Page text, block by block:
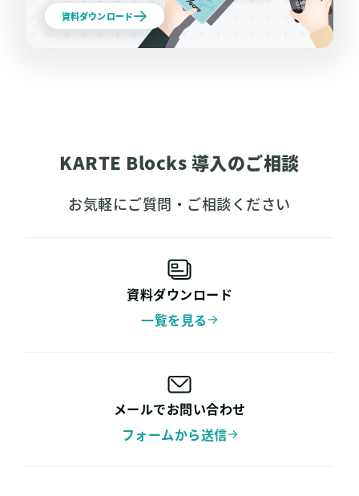
資料ダウンロード
KARTE Blocks 導入のご相談
お気軽にご質問・ご相談ください
資料ダウンロード
一覧を見る
メールでお問い合わせ
フォームから送信